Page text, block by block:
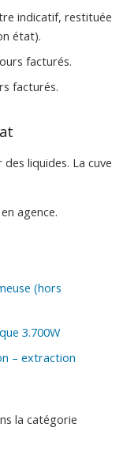
indicatif, restituée
état).
facturés.
facturés.
liquides. La cuve
agence.
(hors
3.700W
– extraction
la catégorie